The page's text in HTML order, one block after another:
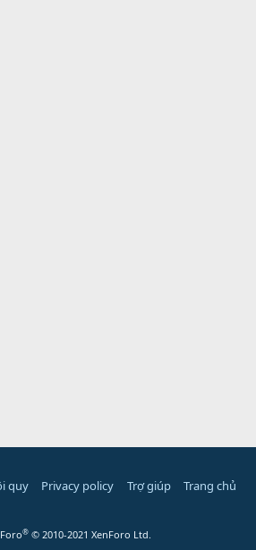
quy Privacy policy Trợ giúp Trang chủ
® © 2010-2021 XenForo Ltd.